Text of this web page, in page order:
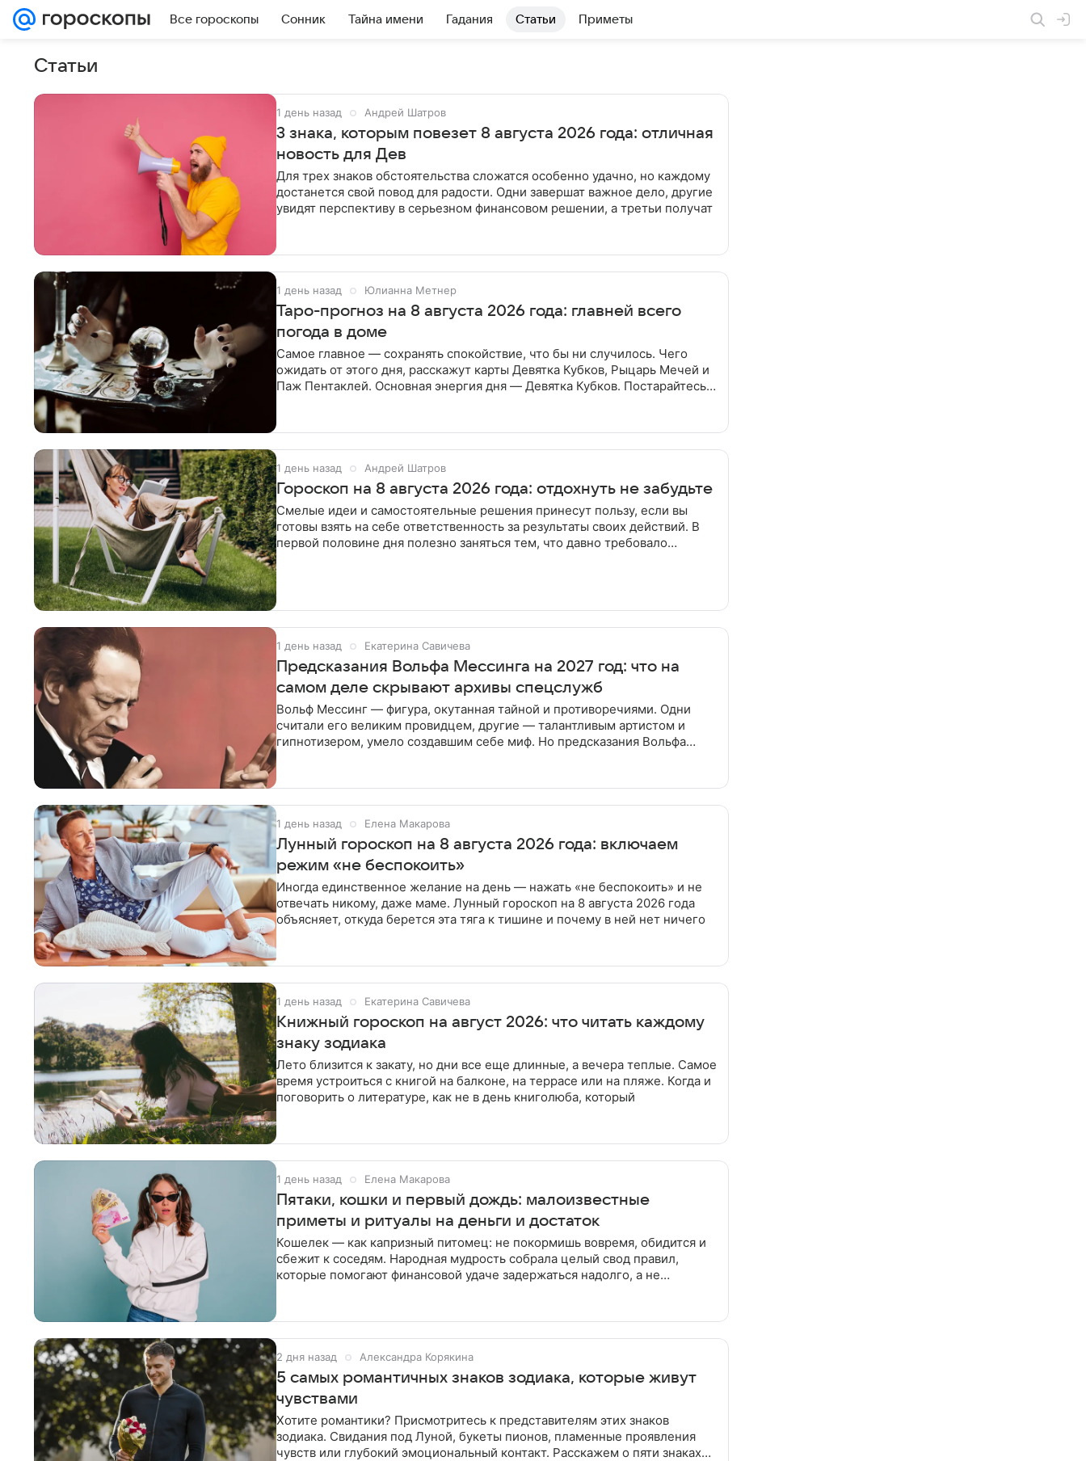
Все гороскопы Сонник Тайна имени Гадания Статьи Приметы
Статьи
1 день назад Андрей Шатров
3 знака, которым повезет 8 августа 2026 года: отличная
новость для Дев
Для трех знаков обстоятельства сложатся особенно удачно, но каждому
достанется свой повод для радости. Одни завершат важное дело, другие
увидят перспективу в серьезном финансовом решении, а третьи получат
1 день назад Юлианна Метнер
Таро-прогноз на 8 августа 2026 года: главней всего
погода в доме
Самое главное — сохранять спокойствие, что бы ни случилось. Чего
ожидать от этого дня, расскажут карты Девятка Кубков, Рыцарь Мечей и
Паж Пентаклей. Основная энергия дня — Девятка Кубков. Постарайтесь
1 день назад Андрей Шатров
Гороскоп на 8 августа 2026 года: отдохнуть не забудьте
Смелые идеи и самостоятельные решения принесут пользу, если вы
готовы взять на себе ответственность за результаты своих действий. В
первой половине дня полезно заняться тем, что давно требовало
1 день назад Екатерина Савичева
Предсказания Вольфа Мессинга на 2027 год: что на
самом деле скрывают архивы спецслужб
Вольф Мессинг — фигура, окутанная тайной и противоречиями. Одни
считали его великим провидцем, другие — талантливым артистом и
гипнотизером, умело создавшим себе миф. Но предсказания Вольфа
1 день назад Елена Макарова
Лунный гороскоп на 8 августа 2026 года: включаем
режим «не беспокоить»
Иногда единственное желание на день — нажать «не беспокоить» и не
отвечать никому, даже маме. Лунный гороскоп на 8 августа 2026 года
объясняет, откуда берется эта тяга к тишине и почему в ней нет ничего
1 день назад Екатерина Савичева
Книжный гороскоп на август 2026: что читать каждому
знаку зодиака
Лето близится к закату, но дни все еще длинные, а вечера теплые. Самое
время устроиться с книгой на балконе, на террасе или на пляже. Когда и
поговорить о литературе, как не в день книголюба, который
1 день назад Елена Макарова
Пятаки, кошки и первый дождь: малоизвестные
приметы и ритуалы на деньги и достаток
Кошелек — как капризный питомец: не покормишь вовремя, обидится и
сбежит к соседям. Народная мудрость собрала целый свод правил,
которые помогают финансовой удаче задержаться надолго, а не
2 дня назад Александра Корякина
5 самых романтичных знаков зодиака, которые живут
чувствами
Хотите романтики? Присмотритесь к представителям этих знаков
зодиака. Свидания под Луной, букеты пионов, пламенные проявления
чувств или глубокий эмоциональный контакт. Расскажем о пяти знаках